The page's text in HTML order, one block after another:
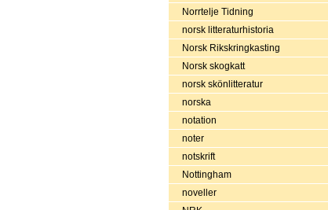
Norrtelje Tidning
norsk litteraturhistoria
Norsk Rikskringkasting
Norsk skogkatt
norsk skönlitteratur
norska
notation
noter
notskrift
Nottingham
noveller